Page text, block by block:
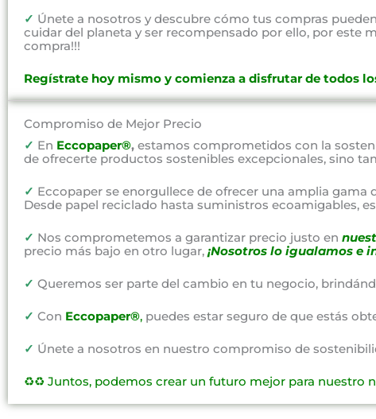
✓ Únete a nosotros y descubre cómo tus compras
cuidar del planeta y ser recompensado por ello, por este
compra!!!
Regístrate hoy mismo y comienza a disfrutar de todos
Compromiso de Mejor Precio
✓ En Eccopaper®, estamos comprometidos con la
de ofrecerte productos sostenibles excepcionales, sino
✓ Eccopaper se enorgullece de ofrecer una amplia
Desde papel reciclado hasta suministros ecoamigables,
✓ Nos comprometemos a garantizar precio justo en
precio más bajo en otro lugar, ¡Nosotros lo igualamos e
✓ Queremos ser parte del cambio en tu negocio,
✓ Con Eccopaper®, puedes estar seguro de que estás
✓ Únete a nosotros en nuestro compromiso de
♻️♻️ Juntos, podemos crear un futuro mejor para